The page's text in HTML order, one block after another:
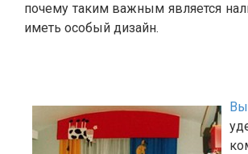
почему таким важным является
иметь особый дизайн.